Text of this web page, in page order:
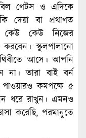
গেটস ও এদিকে
দেয়া বা প্রথাগত
কেউ কেউ নিজের
স্কুলপালানো
আসে। আপনি
না। তারা বাই বর্ন
কমপক্ষে ৫
ধরে রাখুন। এমনও
করেছি, পরমানুতে